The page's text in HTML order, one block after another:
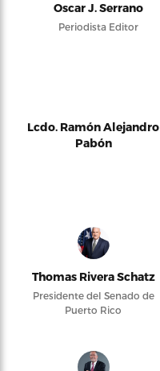
Oscar J. Serrano
Periodista Editor
Lcdo. Ramón Alejandro
Pabón
Thomas Rivera Schatz
Presidente del Senado de
Puerto Rico